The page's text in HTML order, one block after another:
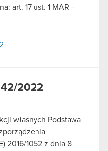
art. 17 ust. 1 MAR –
2022
własnych Podstawa
2016/1052 z dnia 8